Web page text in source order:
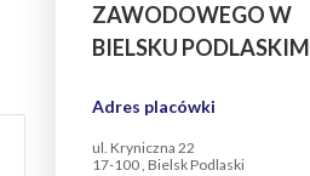
ZAWODOWEGO W
BIELSKU PODLASKIM
Adres placówki
ul. Kryniczna 22
17-100 , Bielsk Podlaski